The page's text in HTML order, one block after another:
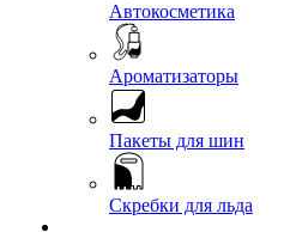
Автокосметика
Ароматизаторы
Пакеты для шин
Скребки для льда